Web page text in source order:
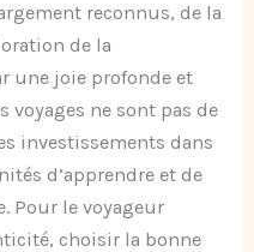
reconnus, de la
de la
une joie profonde et
voyages ne sont pas de
investissements dans
d’apprendre et de
Pour le voyageur
choisir la bonne